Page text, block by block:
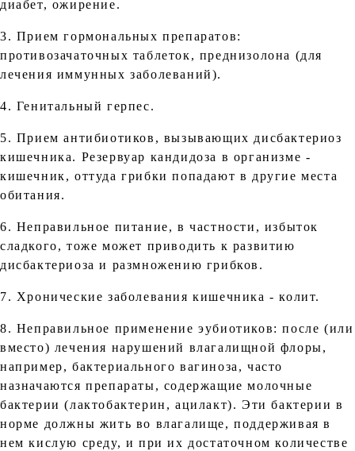
диабет, ожирение.
3. Прием гормональных препаратов:
противозачаточных таблеток, преднизолона (для
лечения иммунных заболеваний).
4. Генитальный герпес.
5. Прием антибиотиков, вызывающих дисбактериоз
кишечника. Резервуар кандидоза в организме -
кишечник, оттуда грибки попадают в другие места
обитания.
6. Неправильное питание, в частности, избыток
сладкого, тоже может приводить к развитию
дисбактериоза и размножению грибков.
7. Хронические заболевания кишечника - колит.
8. Неправильное применение эубиотиков: после (или
вместо) лечения нарушений влагалищной флоры,
например, бактериального вагиноза, часто
назначаются препараты, содержащие молочные
бактерии (лактобактерин, ацилакт). Эти бактерии в
норме должны жить во влагалище, поддерживая в
нем кислую среду, и при их достаточном количестве